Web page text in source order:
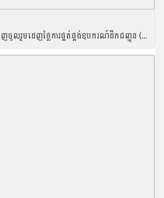
សេចក្តីជូនដំណឹងស្តីពីការអញ្ជើញចូលរួមដេញថ្លៃការផ្គត់ផ្គង់ឧបករណ៍ដឹកជញ្ជូន (មធ្យោបាយដឹងជញ្ជូន) ប្រចាំឆ្នាំ២០២១ របស់រដ្ឋបាលជលផល